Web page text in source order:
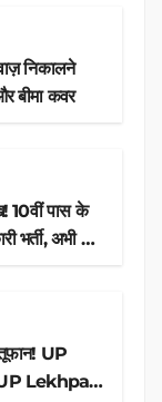
निकालने
और बीमा कवर
10वीं पास के
भर्ती, अभी करें
UP
Lekhpal